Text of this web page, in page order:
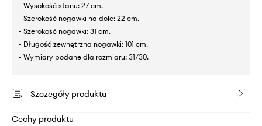
- Wysokość stanu: 27 cm.
- Szerokość nogawki na dole: 22 cm.
- Szerokość nogawki: 31 cm.
- Długość zewnętrzna nogawki: 101 cm.
- Wymiary podane dla rozmiaru: 31/30.
Szczegóły produktu
Cechy produktu